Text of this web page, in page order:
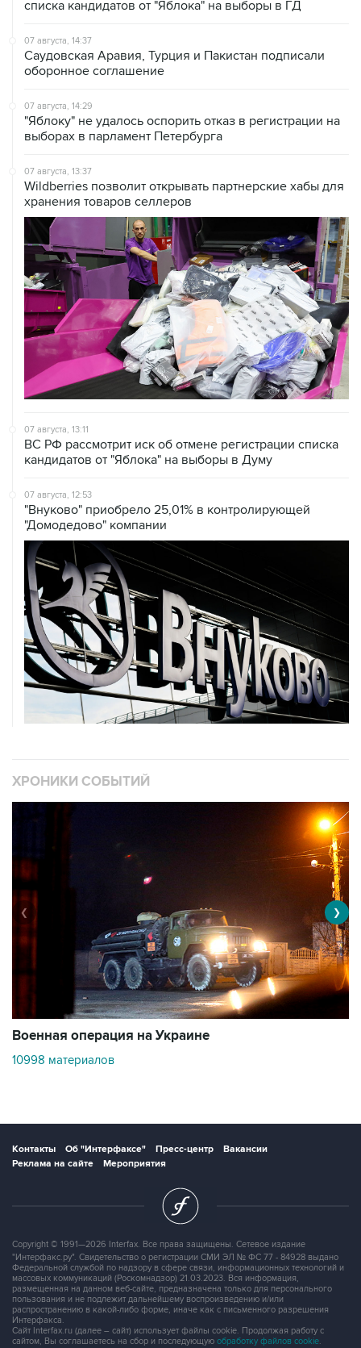
списка кандидатов от "Яблока" на выборы в ГД
07 августа, 14:37
Саудовская Аравия, Турция и Пакистан подписали
оборонное соглашение
07 августа, 14:29
"Яблоку" не удалось оспорить отказ в регистрации на
выборах в парламент Петербурга
07 августа, 13:37
Wildberries позволит открывать партнерские хабы для
хранения товаров селлеров
07 августа, 13:11
ВС РФ рассмотрит иск об отмене регистрации списка
кандидатов от "Яблока" на выборы в Думу
07 августа, 12:53
"Внуково" приобрело 25,01% в контролирующей
"Домодедово" компании
ХРОНИКИ СОБЫТИЙ
Военная операция на Украине
10998 материалов
❮ ❯
Контакты Об "Интерфаксе" Пресс-центр
Вакансии
Реклама на сайте
Мероприятия
Copyright © 1991—2026 Interfax. Все права защищены. Сетевое издание
"Интерфакс.ру". Свидетельство о регистрации СМИ ЭЛ № ФС 77 - 84928 выдано
Федеральной службой по надзору в сфере связи, информационных технологий и
массовых коммуникаций (Роскомнадзор) 21.03.2023. Вся информация,
размещенная на данном веб-сайте, предназначена только для персонального
пользования и не подлежит дальнейшему воспроизведению и/или
распространению в какой-либо форме, иначе как с письменного разрешения
Интерфакса.
Сайт Interfax.ru (далее – сайт) использует файлы cookie. Продолжая работу с
сайтом, Вы соглашаетесь на сбор и последующую обработку файлов cookie.